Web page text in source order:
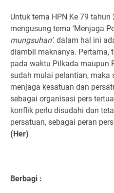
Untuk tema HPN Ke 79 tahun
mengusung tema ‘Menjaga
mungsuhan’. dalam hal ini
diambil maknanya. Pertama,
pada waktu Pilkada maupun
sudah mulai pelantian, maka
menjaga kesatuan dan
sebagai organisasi pers
konflik perlu disudahi dan
persatuan, sebagai peran
(Her)
Berbagi :